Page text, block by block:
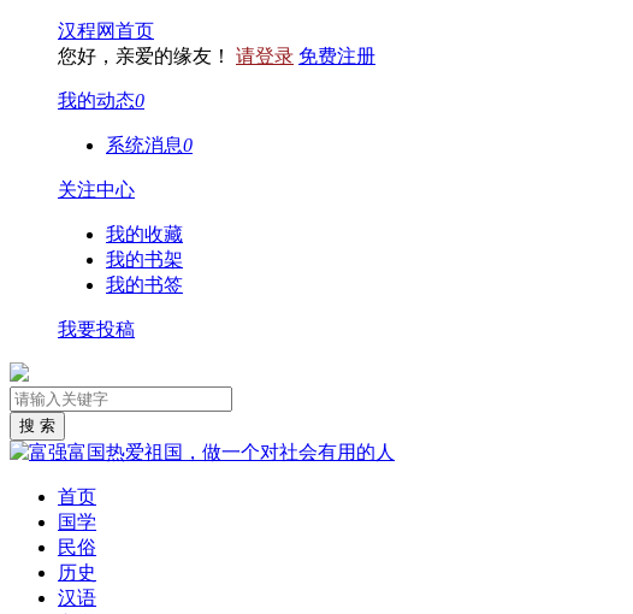
汉程网首页
您好，亲爱的缘友！ 请登录 免费注册
我的动态0
系统消息0
关注中心
我的收藏
我的书架
我的书签
我要投稿
首页
国学
民俗
历史
汉语